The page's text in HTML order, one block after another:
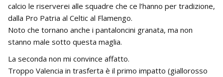
calcio le riserverei alle squadre che ce l’hanno per tradizione,
dalla Pro Patria al Celtic al Flamengo.
Noto che tornano anche i pantaloncini granata, ma non
stanno male sotto questa maglia.
La seconda non mi convince affatto.
Troppo Valencia in trasferta è il primo impatto (giallorosso